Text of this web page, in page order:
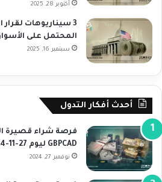
أكتوبر 28, 2025
3 سيناريوهات لقرار
المحتمل على
سبتمبر 16, 2025
أحدث أفكار التدول
فرصة شراء قصيرة
GBPCAD ليوم 27-11-2024
نوفمبر 27, 2024